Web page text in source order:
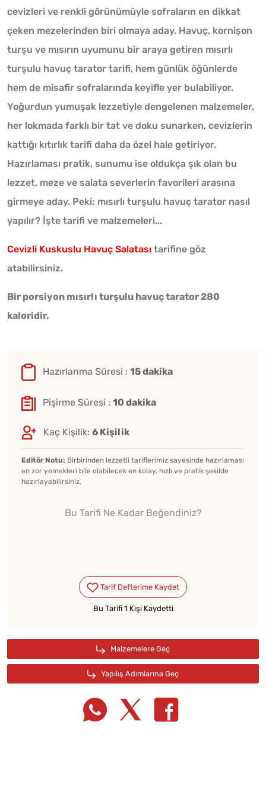
cevizleri ve renkli görünümüyle sofraların en dikkat
çeken mezelerinden biri olmaya aday. Havuç, kornişon
turşu ve mısırın uyumunu bir araya getiren mısırlı
turşulu havuç tarator tarifi, hem günlük öğünlerde
hem de misafir sofralarında keyifle yer bulabiliyor.
Yoğurdun yumuşak lezzetiyle dengelenen malzemeler,
her lokmada farklı bir tat ve doku sunarken, cevizlerin
kattığı kıtırlık tarifi daha da özel hale getiriyor.
Hazırlaması pratik, sunumu ise oldukça şık olan bu
lezzet, meze ve salata severlerin favorileri arasına
girmeye aday. Peki; mısırlı turşulu havuç tarator nasıl
yapılır? İşte tarifi ve malzemeleri...
Cevizli Kuskuslu Havuç Salatası tarifine göz
atabilirsiniz.
Bir porsiyon mısırlı turşulu havuç tarator 280
kaloridir.
Hazırlanma Süresi : 15 dakika
Pişirme Süresi : 10 dakika
Kaç Kişilik: 6 Kişilik
Editör Notu: Birbirinden lezzetli tariflerimiz sayesinde hazırlaması
en zor yemekleri bile olabilecek en kolay, hızlı ve pratik şekilde
hazırlayabilirsiniz.
Bu Tarifi Ne Kadar Beğendiniz?
Bu Tarifi 1 Kişi Kaydetti